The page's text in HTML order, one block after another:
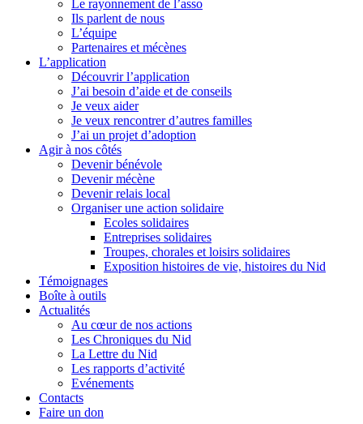
Le rayonnement de l’asso
Ils parlent de nous
L’équipe
Partenaires et mécènes
L’application
Découvrir l’application
J’ai besoin d’aide et de conseils
Je veux aider
Je veux rencontrer d’autres familles
J’ai un projet d’adoption
Agir à nos côtés
Devenir bénévole
Devenir mécène
Devenir relais local
Organiser une action solidaire
Ecoles solidaires
Entreprises solidaires
Troupes, chorales et loisirs solidaires
Exposition histoires de vie, histoires du Nid
Témoignages
Boîte à outils
Actualités
Au cœur de nos actions
Les Chroniques du Nid
La Lettre du Nid
Les rapports d’activité
Evénements
Contacts
Faire un don